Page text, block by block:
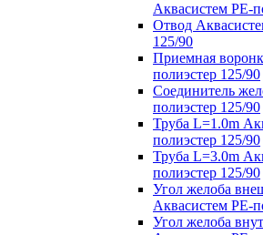
Аквасистем PE-
Отвод
125/90
Приемная
полиэстер 125/90
Соединитель
полиэстер 125/90
Труба L=1.0m
полиэстер 125/90
Труба L=3.0m
полиэстер 125/90
Угол желоба
Аквасистем PE-
Угол желоба